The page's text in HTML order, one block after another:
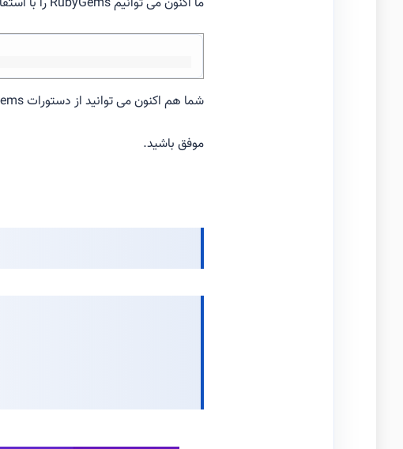
شما هم اکنون می توانید از دستورات RubyGems استفاده کنید.
موفق باشید.